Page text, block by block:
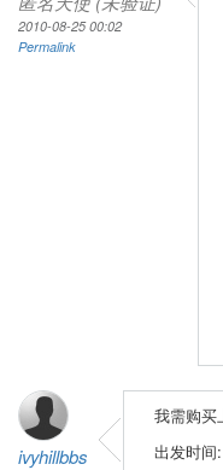
2010-08-25 00:02
Permalink
ivyhillbbs
我需购买
出发时间